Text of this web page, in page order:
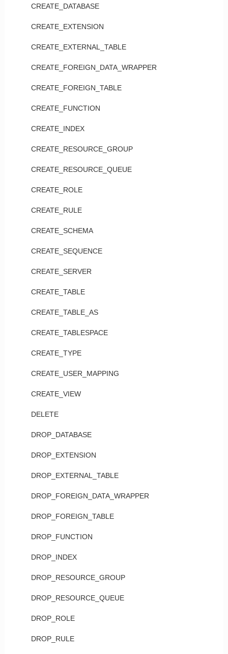
CREATE_DATABASE
CREATE_EXTENSION
CREATE_EXTERNAL_TABLE
CREATE_FOREIGN_DATA_WRAPPER
CREATE_FOREIGN_TABLE
CREATE_FUNCTION
CREATE_INDEX
CREATE_RESOURCE_GROUP
CREATE_RESOURCE_QUEUE
CREATE_ROLE
CREATE_RULE
CREATE_SCHEMA
CREATE_SEQUENCE
CREATE_SERVER
CREATE_TABLE
CREATE_TABLE_AS
CREATE_TABLESPACE
CREATE_TYPE
CREATE_USER_MAPPING
CREATE_VIEW
DELETE
DROP_DATABASE
DROP_EXTENSION
DROP_EXTERNAL_TABLE
DROP_FOREIGN_DATA_WRAPPER
DROP_FOREIGN_TABLE
DROP_FUNCTION
DROP_INDEX
DROP_RESOURCE_GROUP
DROP_RESOURCE_QUEUE
DROP_ROLE
DROP_RULE